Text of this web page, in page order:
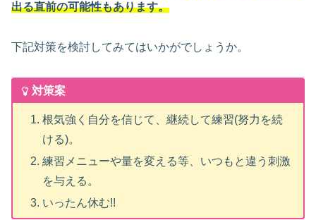
出る直前の可能性もあります。
下記対策を検討してみてはいかがでしょうか。
対策案
根気強く自分を信じて、継続して練習(努力を続
ける)。
練習メニューや量を変える等、いつもと違う刺激
を与える。
いったん休む!!